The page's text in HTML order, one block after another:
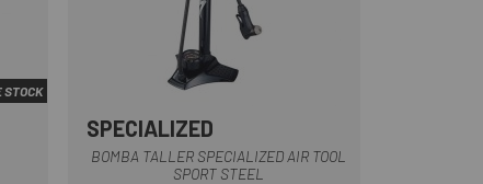
STOCK
SPECIALIZED
BOMBA TALLER SPECIALIZED AIR TOOL
SPORT STEEL